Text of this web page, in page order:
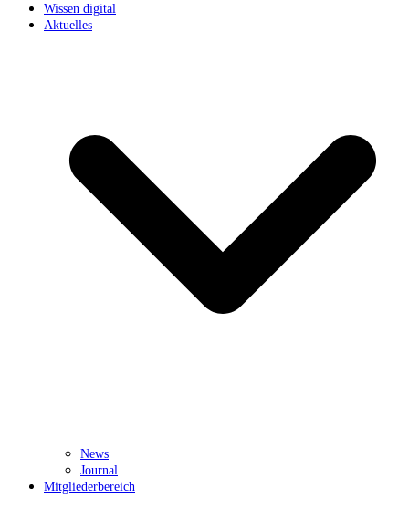
Wissen digital
Aktuelles
News
Journal
Mitgliederbereich